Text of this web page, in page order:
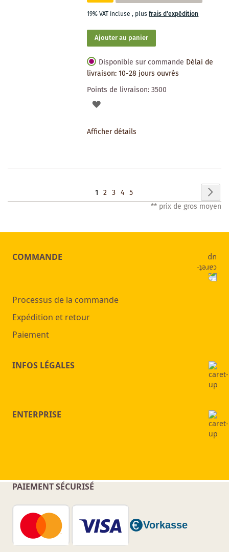
19% VAT incluse, plusfrais d'expédition
Ajouter au panier
Disponible sur commande Délai de
livraison: 10-28 jours ouvrés
Points de livraison:3500
AJOUTER
SOUHAITS
Afficher détails
Page
Vous
1 Page
2 Page
3 Page
4 Page
5
** prix de gros moyen
COMMANDE
Processus de la commande
Expédition et retour
Paiement
INFOS LÉGALES
ENTERPRISE
PAIEMENT SÉCURISÉ